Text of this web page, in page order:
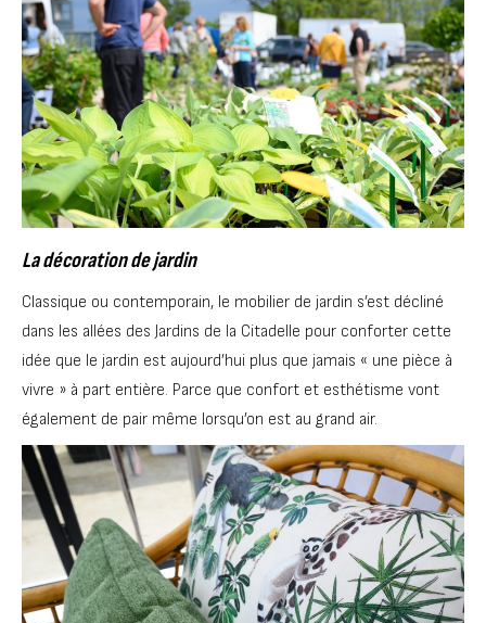
La décoration de jardin
Classique ou contemporain, le mobilier de jardin s’est décliné
dans les allées des Jardins de la Citadelle pour conforter cette
idée que le jardin est aujourd’hui plus que jamais « une pièce à
vivre » à part entière. Parce que confort et esthétisme vont
également de pair même lorsqu’on est au grand air.